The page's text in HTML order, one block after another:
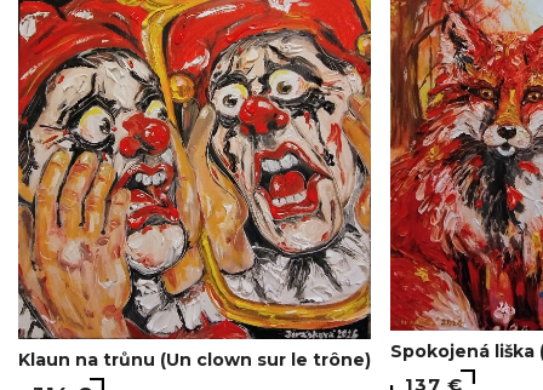
Klaun na trůnu (Un clown sur le trône) Spokojená liška
137 €